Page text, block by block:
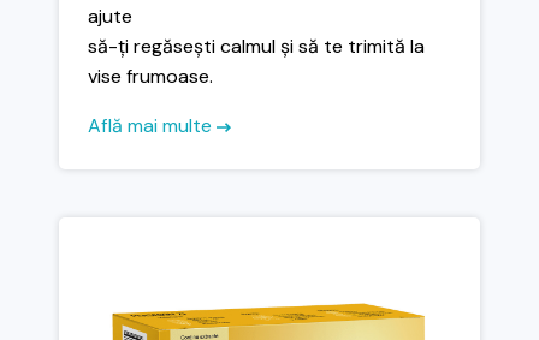
ajute
să-ți regăsești calmul și să te trimită la
vise frumoase.
Află mai multe